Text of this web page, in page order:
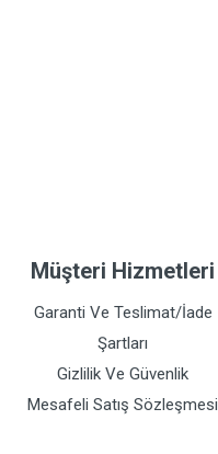
Müşteri Hizmetleri
Garanti Ve Teslimat/İade
Şartları
Gizlilik Ve Güvenlik
Mesafeli Satış Sözleşmesi